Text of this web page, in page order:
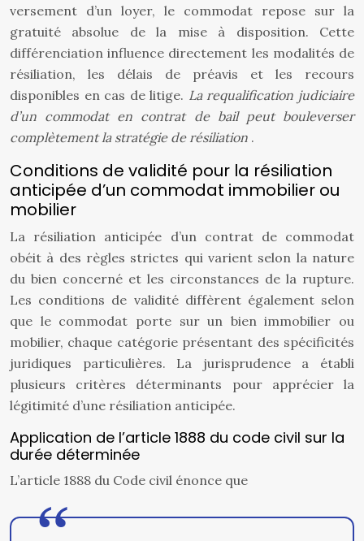
versement d’un loyer, le commodat repose sur la
gratuité absolue de la mise à disposition. Cette
différenciation influence directement les modalités de
résiliation, les délais de préavis et les recours
disponibles en cas de litige. La requalification judiciaire
d’un commodat en contrat de bail peut bouleverser
complètement la stratégie de résiliation .
Conditions de validité pour la résiliation
anticipée d’un commodat immobilier ou
mobilier
La résiliation anticipée d’un contrat de commodat
obéit à des règles strictes qui varient selon la nature
du bien concerné et les circonstances de la rupture.
Les conditions de validité diffèrent également selon
que le commodat porte sur un bien immobilier ou
mobilier, chaque catégorie présentant des spécificités
juridiques particulières. La jurisprudence a établi
plusieurs critères déterminants pour apprécier la
légitimité d’une résiliation anticipée.
Application de l’article 1888 du code civil sur la
durée déterminée
L’article 1888 du Code civil énonce que